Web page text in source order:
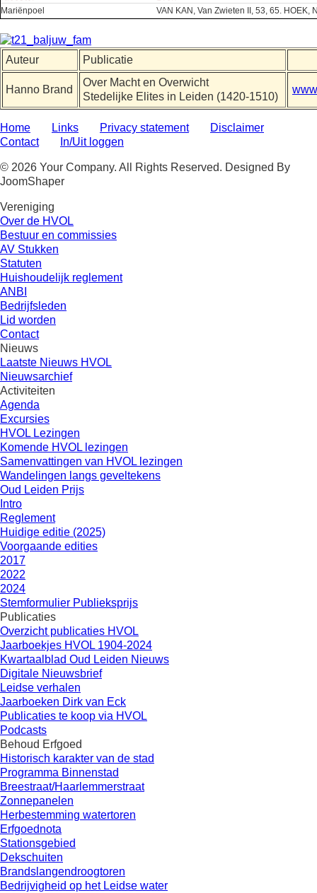
Mariënpoel
VAN KAN, Van Zwieten II, 53, 65.
Auteur Publicatie
Hanno Brand
Over Macht en Overwicht
Stedelijke Elites in Leiden (1420-1510)
Home Links Privacy statement
Disclaimer
Contact
In/Uit loggen
© 2026 Your Company. All Rights Reserved. Designed By
JoomShaper
Vereniging
Over de HVOL
Bestuur en commissies
AV Stukken
Statuten
Huishoudelijk reglement
ANBI
Bedrijfsleden
Lid worden
Contact
Nieuws
Laatste Nieuws HVOL
Nieuwsarchief
Activiteiten
Agenda
Excursies
HVOL Lezingen
Komende HVOL lezingen
Samenvattingen van HVOL lezingen
Wandelingen langs geveltekens
Oud Leiden Prijs
Intro
Reglement
Huidige editie (2025)
Voorgaande edities
2017
2022
2024
Stemformulier Publieksprijs
Publicaties
Overzicht publicaties HVOL
Jaarboekjes HVOL 1904-2024
Kwartaalblad Oud Leiden Nieuws
Digitale Nieuwsbrief
Leidse verhalen
Jaarboeken Dirk van Eck
Publicaties te koop via HVOL
Podcasts
Behoud Erfgoed
Historisch karakter van de stad
Programma Binnenstad
Breestraat/Haarlemmerstraat
Zonnepanelen
Herbestemming watertoren
Erfgoednota
Stationsgebied
Dekschuiten
Brandslangendroogtoren
Bedrijvigheid op het Leidse water